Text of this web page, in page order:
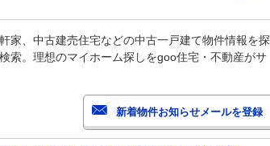
家、中古建売住宅などの中古一戸建て物件情報を探
索。理想のマイホーム探しをgoo住宅・不動産がサ